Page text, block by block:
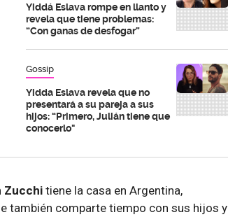
Yiddá Eslava rompe en llanto y
revela que tiene problemas:
“Con ganas de desfogar”
Gossip
Yidda Eslava revela que no
presentará a su pareja a sus
hijos: “Primero, Julián tiene que
conocerlo"
Zucchitiene la casa en Argentina,
también comparte tiempo con sus hijos y